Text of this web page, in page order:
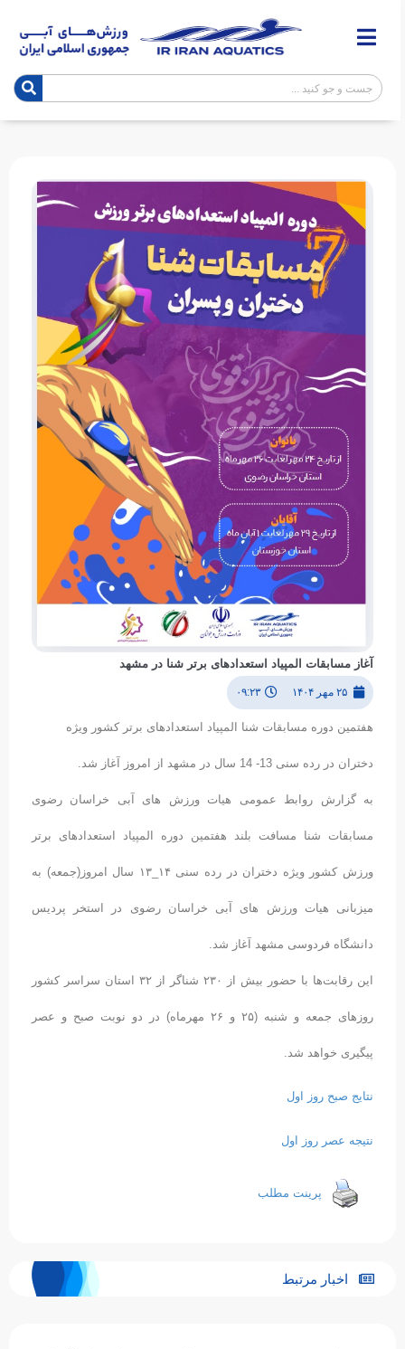
آغاز مسابقات المپیاد استعدادهای برتر شنا در مشهد
۲۵ مهر ۱۴۰۴ ۰۹:۲۳
هفتمین دوره مسابقات شنا المپیاد استعدادهای برتر کشور ویژه
دختران در رده سنی 13- 14 سال در مشهد از امروز آغاز شد.
به گزارش روابط عمومی هیات ورزش های آبی خراسان رضوی
مسابقات شنا مسافت بلند هفتمین دوره المپیاد استعدادهای برتر
ورزش کشور ویژه دختران در رده سنی ۱۴_۱۳ سال امروز(جمعه) به
میزبانی هیات ورزش های آبی خراسان رضوی در استخر پردیس
دانشگاه فردوسی مشهد آغاز شد.
این رقابت‌ها با حضور بیش از ۲۳۰ شناگر از ۳۲ استان سراسر کشور
روزهای جمعه و شنبه (۲۵ و ۲۶ مهرماه) در دو نوبت صبح و عصر
پیگیری خواهد شد.
نتایج صبح روز اول
نتیجه عصر روز اول
پرینت مطلب
اخبار مرتبط